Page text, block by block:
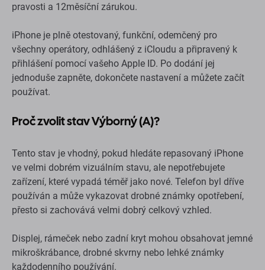
pravosti a 12měsíční zárukou.
iPhone je plně otestovaný, funkční, odemčený pro
všechny operátory, odhlášený z iCloudu a připravený k
přihlášení pomocí vašeho Apple ID. Po dodání jej
jednoduše zapněte, dokončete nastavení a můžete začít
používat.
Proč zvolit stav Výborný (A)?
Tento stav je vhodný, pokud hledáte repasovaný iPhone
ve velmi dobrém vizuálním stavu, ale nepotřebujete
zařízení, které vypadá téměř jako nové. Telefon byl dříve
používán a může vykazovat drobné známky opotřebení,
přesto si zachovává velmi dobrý celkový vzhled.
Displej, rámeček nebo zadní kryt mohou obsahovat jemné
mikroškrábance, drobné skvrny nebo lehké známky
každodenního používání.